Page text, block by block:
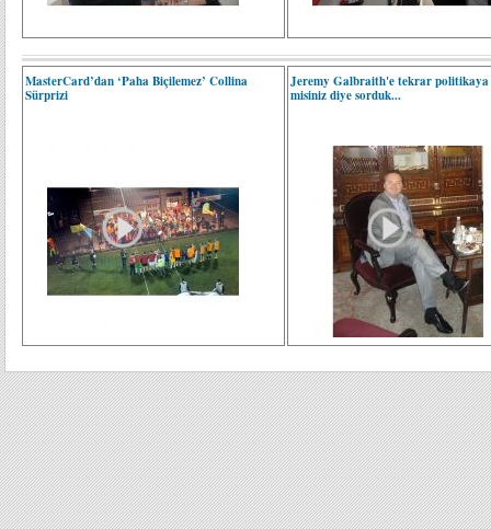
MasterCard’dan ‘Paha Biçilemez’ Collina
Sürprizi
Jeremy Galbraith'e tekrar politikaya
misiniz diye sorduk...